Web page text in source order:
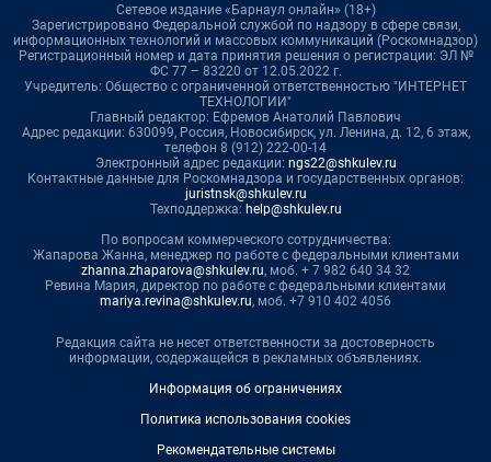
Сетевое издание «Барнаул онлайн» (18+)
Зарегистрировано Федеральной службой по надзору в сфере связи,
информационных технологий и массовых коммуникаций (Роскомнадзор)
Регистрационный номер и дата принятия решения о регистрации: ЭЛ №
ФС 77 – 83220 от 12.05.2022 г.
Учредитель: Общество с ограниченной ответственностью "ИНТЕРНЕТ
ТЕХНОЛОГИИ"
Главный редактор: Ефремов Анатолий Павлович
Адрес редакции: 630099, Россия, Новосибирск, ул. Ленина, д. 12, 6 этаж,
телефон 8 (912) 222-00-14
Электронный адрес редакции: ngs22@shkulev.ru
Контактные данные для Роскомнадзора и государственных органов:
juristnsk@shkulev.ru
Техподдержка: help@shkulev.ru
По вопросам коммерческого сотрудничества:
Жапарова Жанна, менеджер по работе с федеральными клиентами
zhanna.zhaparova@shkulev.ru, моб. + 7 982 640 34 32
Ревина Мария, директор по работе с федеральными клиентами
mariya.revina@shkulev.ru, моб. +7 910 402 4056
Редакция сайта не несет ответственности за достоверность
информации, содержащейся в рекламных объявлениях.
Информация об ограничениях
Политика использования cookies
Рекомендательные системы